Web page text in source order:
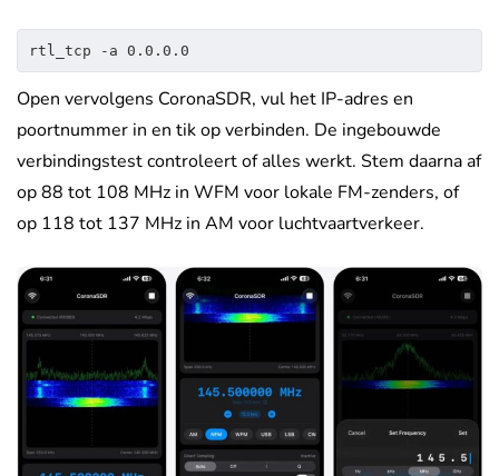
rtl_tcp -a 0.0.0.0
Open vervolgens CoronaSDR, vul het IP-adres en
poortnummer in en tik op verbinden. De ingebouwde
verbindingstest controleert of alles werkt. Stem daarna af
op 88 tot 108 MHz in WFM voor lokale FM-zenders, of
op 118 tot 137 MHz in AM voor luchtvaartverkeer.